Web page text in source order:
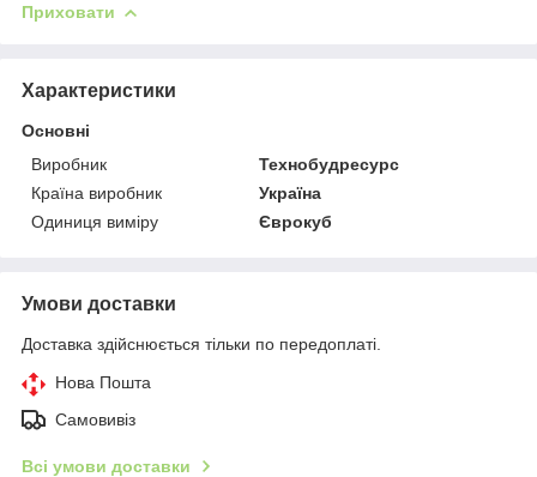
Приховати
Характеристики
Основні
Виробник
Технобудресурс
Країна виробник
Україна
Одиниця виміру
Єврокуб
Умови доставки
Доставка здійснюється тільки по передоплаті.
Нова Пошта
Самовивіз
Всі умови доставки